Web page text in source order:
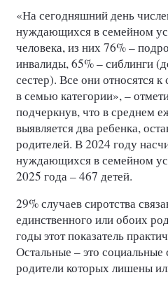
«На сегодняшний день
нуждающихся в семейном
человека, из них 76% –
инвалиды, 65% – сиблинги
сестер). Все они относятся
в семью категории», –
подчеркнув, что в среднем
выявляется два ребенка,
родителей. В 2024 году
нуждающихся в семейном
2025 года – 467 детей.
29% случаев сиротства
единственного или обоих
годы этот показатель
Остальные – это социальные
родители которых лишены